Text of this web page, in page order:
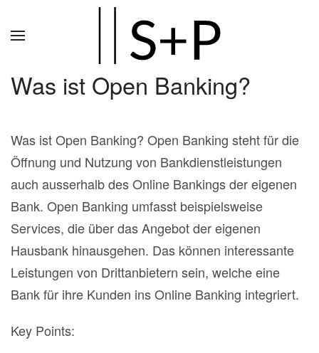
Was ist Open Banking?
Was ist Open Banking? Open Banking steht für die
Öffnung und Nutzung von Bankdienstleistungen
auch ausserhalb des Online Bankings der eigenen
Bank. Open Banking umfasst beispielsweise
Services, die über das Angebot der eigenen
Hausbank hinausgehen. Das können interessante
Leistungen von Drittanbietern sein, welche eine
Bank für ihre Kunden ins Online Banking integriert.
Key Points: